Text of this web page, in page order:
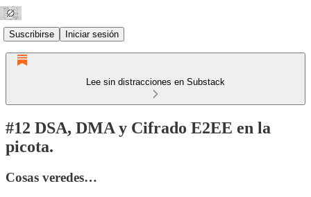
Suscribirse Iniciar sesión
Lee sin distracciones en Substack
#12 DSA, DMA y Cifrado E2EE en la
picota.
Cosas veredes…